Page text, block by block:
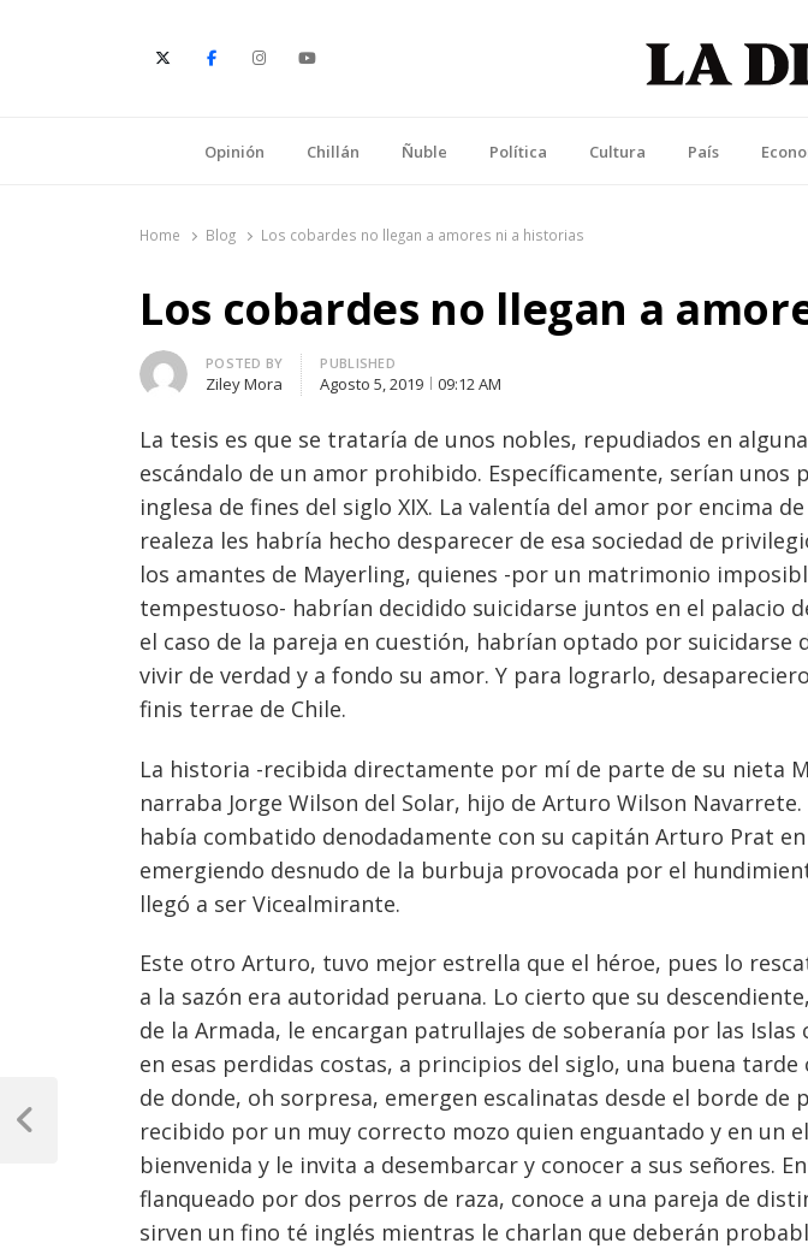
Opinión Chillán Ñuble Política Cultura País
Home Blog Los cobardes no llegan a amores ni a historias
Los cobardes no llegan a
Author
POSTED BY
Ziley Mora
PUBLISHED
Agosto 5, 2019 09:12 AM
La tesis es que se trataría de unos nobles, repudiados en
escándalo de un amor prohibido. Específicamente, serían unos
inglesa de fines del siglo XIX. La valentía del amor por encima
realeza les habría hecho desparecer de esa sociedad de
los amantes de Mayerling, quienes -por un matrimonio
tempestuoso- habrían decidido suicidarse juntos en el palacio
el caso de la pareja en cuestión, habrían optado por suicidarse
vivir de verdad y a fondo su amor. Y para lograrlo,
finis terrae de Chile.
La historia -recibida directamente por mí de parte de su nieta
narraba Jorge Wilson del Solar, hijo de Arturo Wilson
había combatido denodadamente con su capitán Arturo Prat
emergiendo desnudo de la burbuja provocada por el
llegó a ser Vicealmirante.
Este otro Arturo, tuvo mejor estrella que el héroe, pues lo
a la sazón era autoridad peruana. Lo cierto que su
de la Armada, le encargan patrullajes de soberanía por las Islas
en esas perdidas costas, a principios del siglo, una buena
de donde, oh sorpresa, emergen escalinatas desde el borde de
recibido por un muy correcto mozo quien enguantado y en un
bienvenida y le invita a desembarcar y conocer a sus señores.
flanqueado por dos perros de raza, conoce a una pareja de
sirven un fino té inglés mientras le charlan que deberán
Navegación
de
Previous